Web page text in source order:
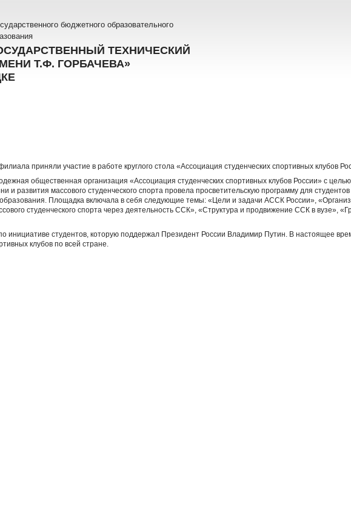
бюджетного образовательного
ТЕХНИЧЕСКИЙ
Т.Ф. ГОРБАЧЕВА»
приняли участие в работе круглого стола «Ассоциация студенческих спортивных клубов
общественная организация «Ассоциация студенческих спортивных клубов России» с
и развития массового студенческого спорта провела просветительскую программу для
Площадка включала в себя следующие темы: «Цели и задачи АССК России»,
студенческого спорта через деятельность ССК», «Структура и продвижение ССК в вузе»,
инициативе студентов, которую поддержал Президент России Владимир Путин. В настоящее
клубов по всей стране.